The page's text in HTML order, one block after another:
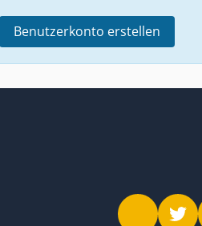
Benutzerkonto erstellen